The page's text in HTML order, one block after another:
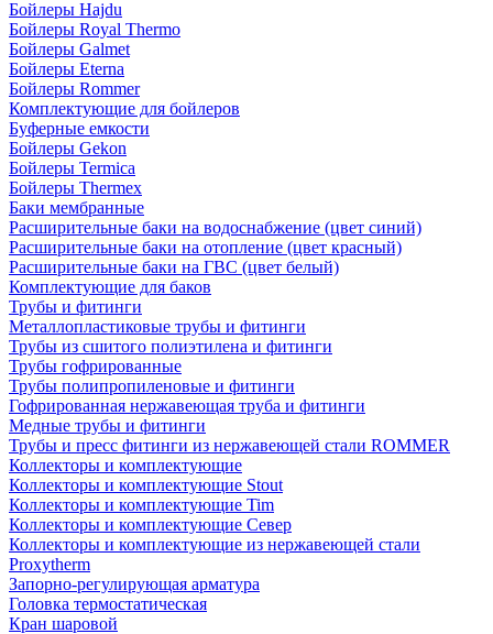
Бойлеры Hajdu
Бойлеры Royal Thermo
Бойлеры Galmet
Бойлеры Eterna
Бойлеры Rommer
Комплектующие для бойлеров
Буферные емкости
Бойлеры Gekon
Бойлеры Termica
Бойлеры Thermex
Баки мембранные
Расширительные баки на водоснабжение (цвет синий)
Расширительные баки на отопление (цвет красный)
Расширительные баки на ГВС (цвет белый)
Комплектующие для баков
Трубы и фитинги
Металлопластиковые трубы и фитинги
Трубы из сшитого полиэтилена и фитинги
Трубы гофрированные
Трубы полипропиленовые и фитинги
Гофрированная нержавеющая труба и фитинги
Медные трубы и фитинги
Трубы и пресс фитинги из нержавеющей стали ROMMER
Коллекторы и комплектующие
Коллекторы и комплектующие Stout
Коллекторы и комплектующие Tim
Коллекторы и комплектующие Север
Коллекторы и комплектующие из нержавеющей стали
Proxytherm
Запорно-регулирующая арматура
Головка термостатическая
Кран шаровой